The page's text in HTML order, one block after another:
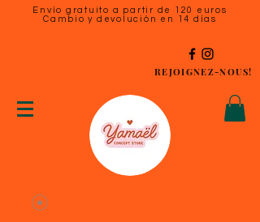
Envío gratuito a partir de 120 euros
Cambio y devolución en 14 días
REJOIGNEZ-NOUS!